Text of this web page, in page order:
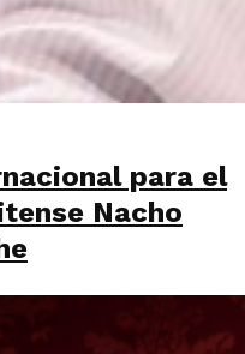
para el
Nacho